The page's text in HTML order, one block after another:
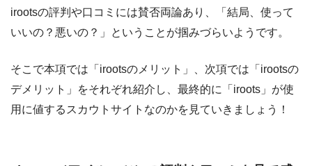
irootsの評判や口コミには賛否両論あり、「結局、使って
いいの？悪いの？」ということが掴みづらいようです。
そこで本項では「irootsのメリット」、次項では「irootsの
デメリット」をそれぞれ紹介し、最終的に「iroots」が使
用に値するスカウトサイトなのかを見ていきましょう！